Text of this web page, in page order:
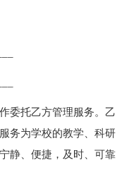
托乙方管理服务。乙
务为学校的教学、科研
静、便捷，及时、可靠